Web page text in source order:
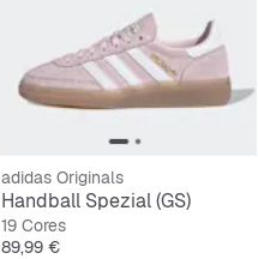
adidas Originals
Handball Spezial (GS)
19 Cores
Preço
89,99 €